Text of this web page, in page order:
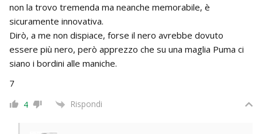
non la trovo tremenda ma neanche memorabile, è
sicuramente innovativa.
Dirò, a me non dispiace, forse il nero avrebbe dovuto
essere più nero, però apprezzo che su una maglia Puma ci
siano i bordini alle maniche.
7
4 Rispondi